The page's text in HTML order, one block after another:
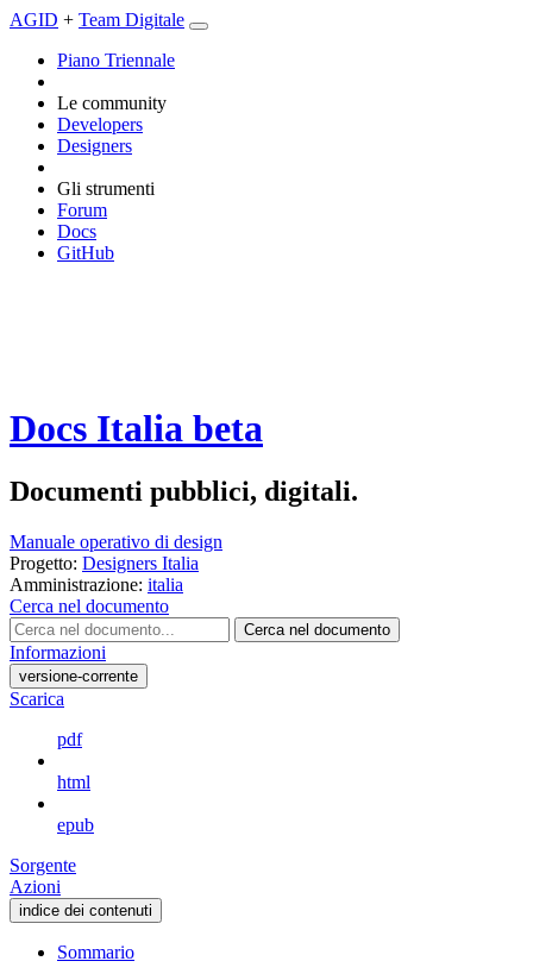
AGID + Team Digitale
Piano Triennale
Le community
Developers
Designers
Gli strumenti
Forum
Docs
GitHub
Docs Italia beta
Documenti pubblici, digitali.
Manuale operativo di design
Progetto: Designers Italia
Amministrazione: italia
Cerca nel documento
Cerca nel documento
Informazioni
versione-corrente
Scarica
pdf
html
epub
Sorgente
Azioni
indice dei contenuti
Sommario